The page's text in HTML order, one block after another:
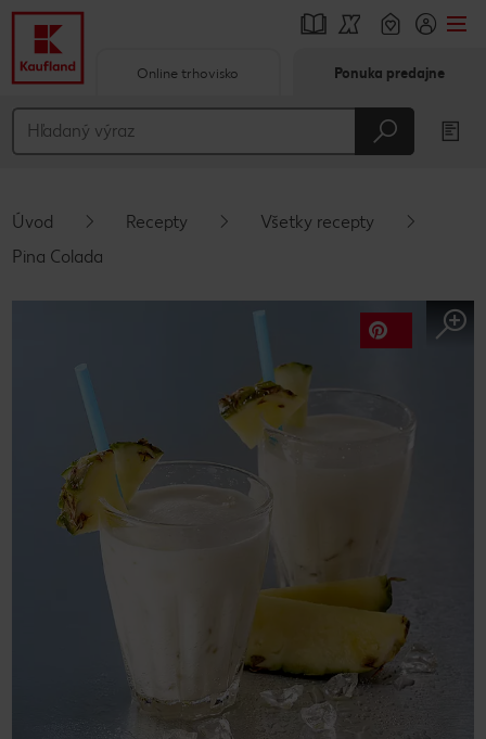
Hlavný obsah
Vyskakovací bočný panel
Online trhovisko Ponuka predajne
Úvod Recepty
Všetky recepty
Pina Colada